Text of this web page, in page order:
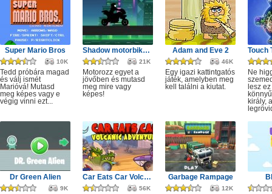
Super Mario Bros
10K
Tedd próbára magad
és válj ismét
Marióvá! Mutasd
meg képes vagy e
végig vinni ezt...
Shadow motorbike rider game
21K
Motorozz egyet a
jövőben és mutasd
meg mire vagy
képes!
Adam and Eve 2
46K
Egy igazi kattintgatós
játék, amelyben meg
kell találni a kiutat.
Ne
lesz
király,
Dr Green Alien
9K
Car Eats Car Volcanic Adventure
56K
Garbage Rampage
12K